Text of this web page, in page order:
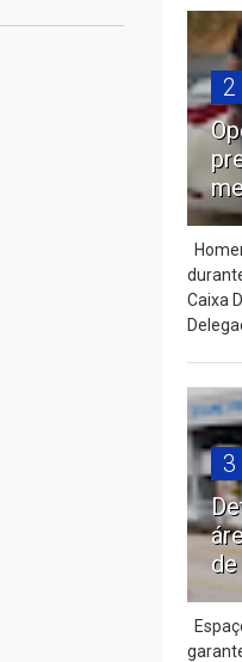
2
Caixa
3